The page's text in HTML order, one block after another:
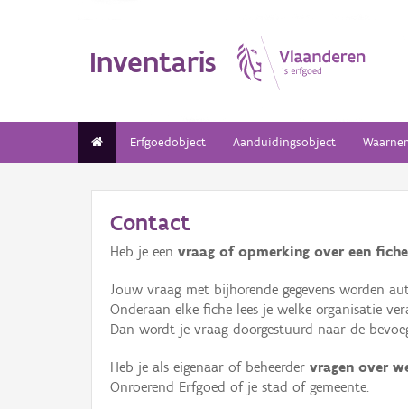
Inventaris
Erfgoedobject Aanduidingsobject
Contact
Heb je een vraag of opmerking over een
Jouw vraag met bijhorende gegevens worden
Onderaan elke fiche lees je welke organisatie
Dan wordt je vraag doorgestuurd naar de
Heb je als eigenaar of beheerder vragen over
Onroerend Erfgoed of je stad of gemeente.